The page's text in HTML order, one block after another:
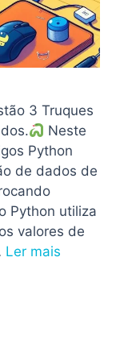
3 Truques
Neste
Python
de dados de
Python utiliza
valores de
Ler mais